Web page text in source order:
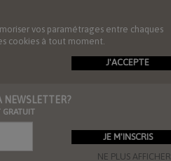
vos paramétrages entre chaques
cookies à tout moment.
J'ACCEPTE
NE PLUS AFFICHER
NEWSLETTER?
GRATUIT